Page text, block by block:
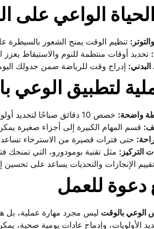
الواعي على
تنظيم الوقت يمنح الشعور بالسيطرة
تحديد أوقات منتظمة للنوم والاستيقاظ يعزز
إدراج وقت للرياضة ضمن جدولك
لتطبيق الوعي
واضحة: خصص 10 دقائق صباحًا لتحديد أولويات اليوم.
قسم المهام الكبيرة إلى أجزاء صغيرة
حتى فترات قصيرة من الاسترخاء
التركيز: مثل تقنية بومودورو، التي
تقييم الإنجازات والتحديات يساعد على
دعوة للعمل
الوعي بالوقت ليس مجرد مهارة عملية،
الأولويات، وإدماج عادات يومية صحية،